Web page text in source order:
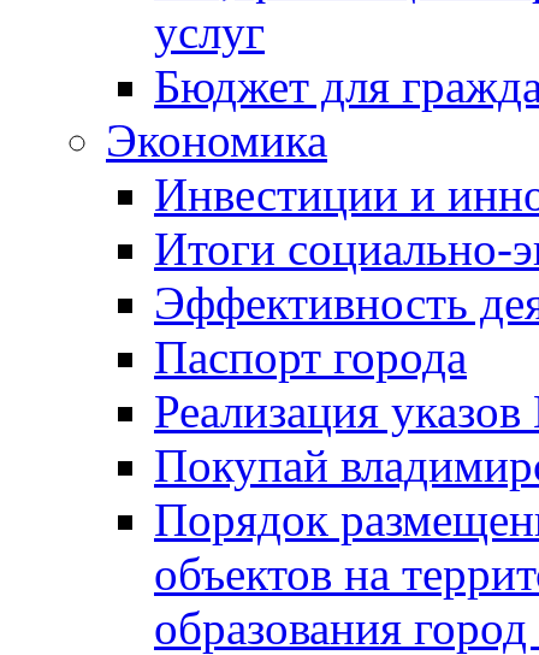
услуг
Бюджет для
Экономика
Инвестиции и
Итоги социально-
Эффективность
Паспорт города
Реализация
Покупай
Порядок
объектов на
образования